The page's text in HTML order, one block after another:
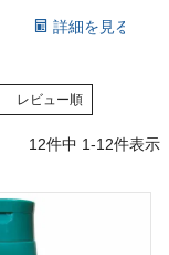
詳細を見る
レビュー順
12件中 1-12件表示